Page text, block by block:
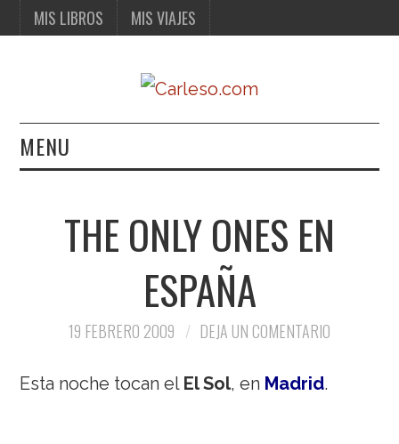
MIS LIBROS MIS VIAJES
MENU
MIS VIAJES
THE ONLY ONES EN
ESPAÑA
19 FEBRERO 2009 DEJA UN COMENTARIO
Esta noche tocan el El Sol, en Madrid.